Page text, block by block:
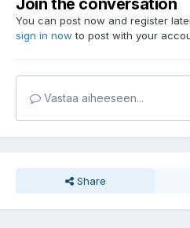
Join the conversation
You can post now and register
sign in now to post with your
Vastaa aiheeseen...
Share